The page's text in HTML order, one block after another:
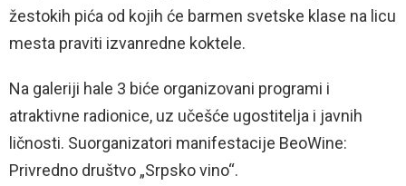
žestokih pića od kojih će barmen svetske klase na licu
mesta praviti izvanredne koktele.
Na galeriji hale 3 biće organizovani programi i
atraktivne radionice, uz učešće ugostitelja i javnih
ličnosti. Suorganizatori manifestacije BeoWine:
Privredno društvo „Srpsko vino“.